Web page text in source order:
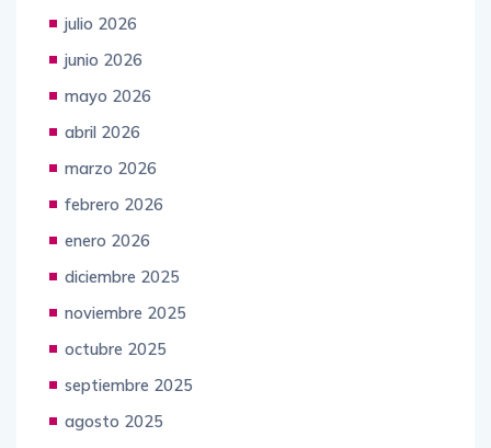
julio 2026
junio 2026
mayo 2026
abril 2026
marzo 2026
febrero 2026
enero 2026
diciembre 2025
noviembre 2025
octubre 2025
septiembre 2025
agosto 2025